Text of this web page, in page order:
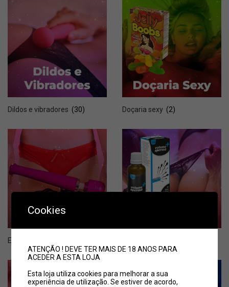
Dildos e vibradores (30) Doçaria sexy (2)
Estimulação íntima
Cookies
ATENÇÃO ! DEVE TER MAIS DE 18 ANOS PARA
ACEDER A ESTA LOJA
Esta loja utiliza cookies para melhorar a sua
experiência de utilização. Se estiver de acordo,